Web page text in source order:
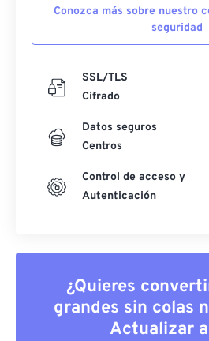
Conozca más sobre nuestro
seguridad
SSL/TLS
Cifrado
Datos seguros
Centros
Control de acceso y
Autenticación
¿Quieres
grandes sin colas
Actualizar